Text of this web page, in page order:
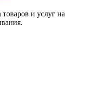
и услуг на